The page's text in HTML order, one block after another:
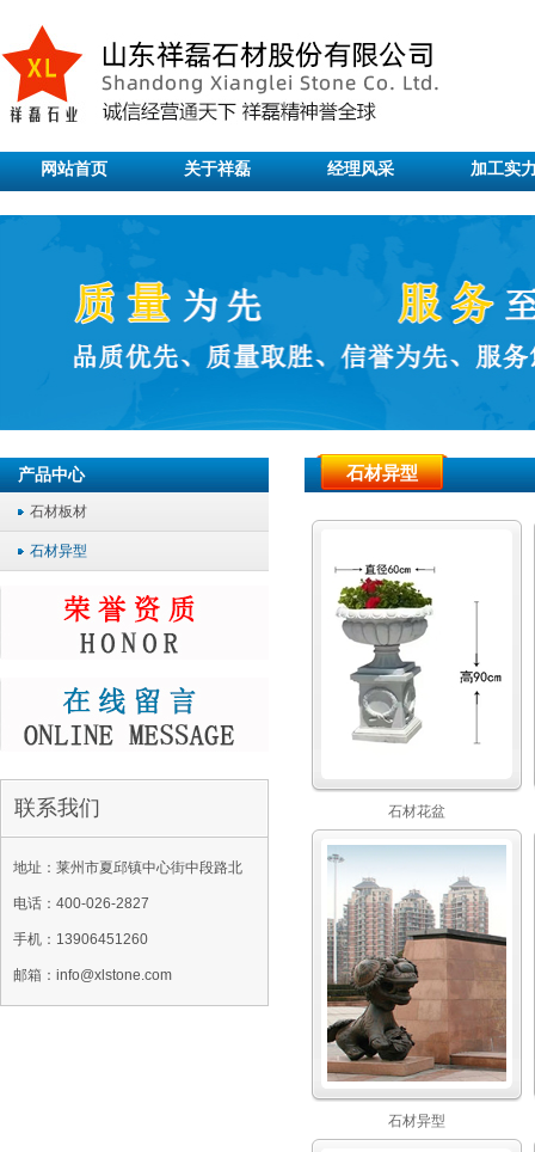
网站首页 关于祥磊 经理风采 加工实
产品中心
石材板材
石材异型
联系我们
地址：莱州市夏邱镇中心街中段路北
电话：400-026-2827
手机：13906451260
邮箱：info@xlstone.com
石材异型
石材花盆
石材异型